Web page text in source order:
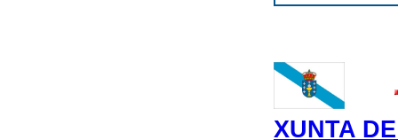
XUNTA